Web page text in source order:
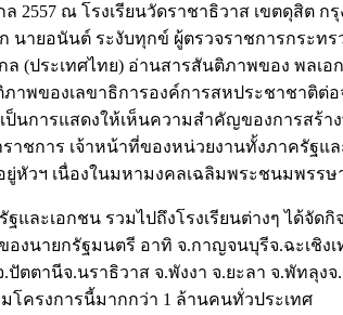
2557 ณ โรงเรียนวัดราชาธิวาส เขตดุสิต
นายอนันต์ ระงับทุกข์ ผู้ตรวจราชการกระ
ประเทศไทย) อ่านสารสันติภาพของ พลเอ
าพของเลขาธิการองค์การสหประชาชาติ
การแสดงให้เห็นความสำคัญของการสร้า
ราชการ เจ้าหน้าที่ของหน่วยงานทั้งภาครัฐ
ยู่หัวฯ เนื่องในมหามงคลเฉลิมพระชนมพรรษ
และเอกชน รวมไปถึงโรงเรียนต่างๆ ได้จั
งนายกรัฐมนตรี อาทิ จ.กาญจนบุรีจ.ฉะเชิง
ตตานีจ.นราธิวาส จ.พังงา จ.ยะลา จ.พัทลุ
โครงการนี้มากกว่า 1 ล้านคนทั่วประเทศ